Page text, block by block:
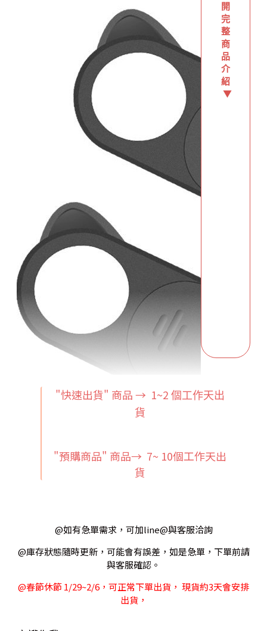
開
完
整
商
品
介
紹
▼
"快速出貨" 商品 → 1~2 個工作天出
貨
"預購商品" 商品→ 7~ 10個工作天出
貨
@如有急單需求，可加line@與客服洽詢
@庫存狀態隨時更新，可能會有誤差，如是急單，下單前請
與客服確認。
@春節休節 1/29~2/6，可正常下單出貨， 現貨約3天會安排
出貨，